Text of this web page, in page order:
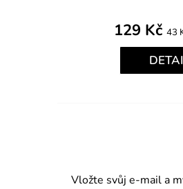
129 Kč 43
Vložte svůj e-mail a